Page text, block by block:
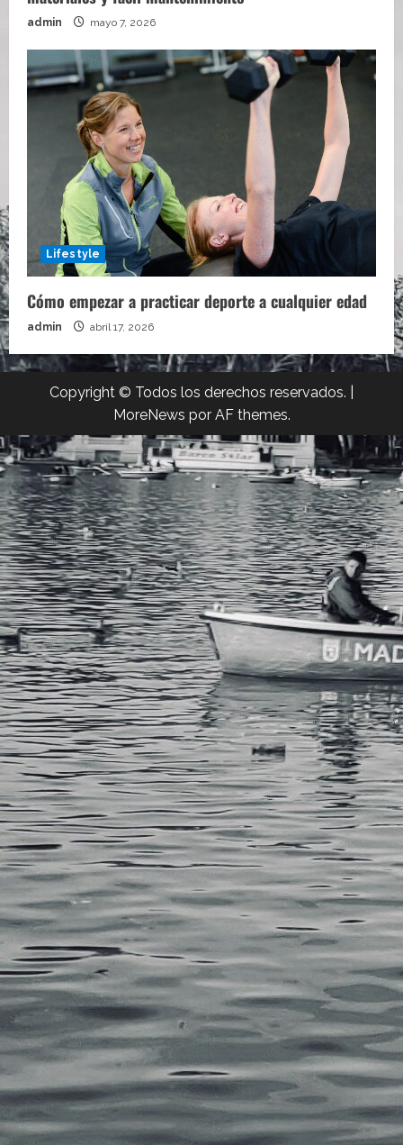
admin mayo 7, 2026
Lifestyle
Cómo empezar a practicar deporte a cualquier edad
admin abril 17, 2026
Copyright © Todos los derechos reservados.
MoreNews por AF themes.